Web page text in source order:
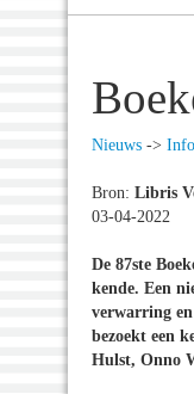
Nieuws ->
Bron: Libris
03-04-2022
De 87ste
kende. Een
verwarring en
bezoekt een
Hulst, Onno